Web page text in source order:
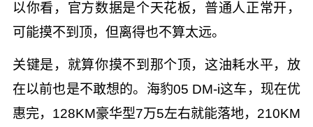
以你看，官方数据是个天花板，普通人正常开，
可能摸不到顶，但离得也不算太远。
关键是，就算你摸不到那个顶，这油耗水平，放
在以前也是不敢想的。海豹05 DM-i这车，现在优
惠完，128KM豪华型7万5左右就能落地，210KM